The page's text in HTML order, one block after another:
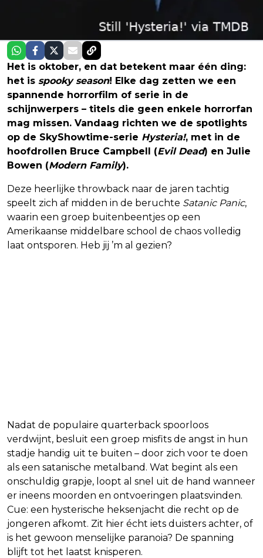
Het is oktober, en dat betekent maar één ding:
het is spooky season! Elke dag zetten we een
spannende horrorfilm of serie in de
schijnwerpers – titels die geen enkele horrorfan
mag missen. Vandaag richten we de spotlights
op de SkyShowtime-serie Hysteria!, met in de
hoofdrollen Bruce Campbell (Evil Dead) en Julie
Bowen (Modern Family).
Deze heerlijke throwback naar de jaren tachtig
speelt zich af midden in de beruchte Satanic Panic,
waarin een groep buitenbeentjes op een
Amerikaanse middelbare school de chaos volledig
laat ontsporen. Heb jij ’m al gezien?
Nadat de populaire quarterback spoorloos
verdwijnt, besluit een groep misfits de angst in hun
stadje handig uit te buiten – door zich voor te doen
als een satanische metalband. Wat begint als een
onschuldig grapje, loopt al snel uit de hand wanneer
er ineens moorden en ontvoeringen plaatsvinden.
Cue: een hysterische heksenjacht die recht op de
jongeren afkomt. Zit hier écht iets duisters achter, of
is het gewoon menselijke paranoia? De spanning
blijft tot het laatst knisperen.